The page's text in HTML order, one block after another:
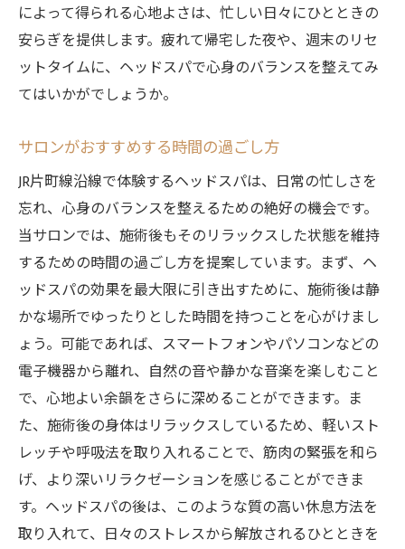
によって得られる心地よさは、忙しい日々にひとときの
安らぎを提供します。疲れて帰宅した夜や、週末のリセ
ットタイムに、ヘッドスパで心身のバランスを整えてみ
てはいかがでしょうか。
サロンがおすすめする時間の過ごし方
JR片町線沿線で体験するヘッドスパは、日常の忙しさを
忘れ、心身のバランスを整えるための絶好の機会です。
当サロンでは、施術後もそのリラックスした状態を維持
するための時間の過ごし方を提案しています。まず、ヘ
ッドスパの効果を最大限に引き出すために、施術後は静
かな場所でゆったりとした時間を持つことを心がけまし
ょう。可能であれば、スマートフォンやパソコンなどの
電子機器から離れ、自然の音や静かな音楽を楽しむこと
で、心地よい余韻をさらに深めることができます。ま
た、施術後の身体はリラックスしているため、軽いスト
レッチや呼吸法を取り入れることで、筋肉の緊張を和ら
げ、より深いリラクゼーションを感じることができま
す。ヘッドスパの後は、このような質の高い休息方法を
取り入れて、日々のストレスから解放されるひとときを